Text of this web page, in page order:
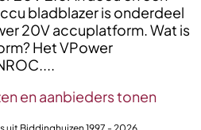
bladblazer is onderdeel
20V accuplatform. Wat is
Het VPower
en aanbieders tonen